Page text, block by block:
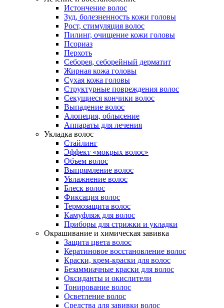
Истончение волос
Зуд, болезненность кожи головы
Рост, стимуляция волос
Пилинг, очищение кожи головы
Псориаз
Перхоть
Себорея, себорейный дерматит
Жирная кожа головы
Сухая кожа головы
Структурные повреждения волос
Секущиеся кончики волос
Выпадение волос
Алопеция, облысение
Аппараты для лечения
Укладка волос
Стайлинг
Эффект «мокрых волос»
Объем волос
Выпрямление волос
Увлажнение волос
Блеск волос
Фиксация волос
Термозащита волос
Камуфляж для волос
Приборы для стрижки и укладки
Окрашивание и химическая завивка
Защита цвета волос
Кератиновое восстановление волос
Краски, крем-краски для волос
Безаммиачные краски для волос
Оксиданты и окислители
Тонирование волос
Осветление волос
Средства для завивки волос